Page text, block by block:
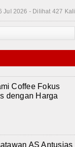
Jul 2026 - Dilihat 427 Kali
Coffee Fokus
dengan Harga
AS Antusias